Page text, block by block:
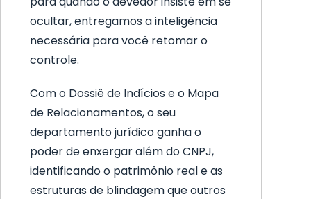
ocultar, entregamos a inteligência
necessária para você retomar o
controle.
Com o Dossiê de Indícios e o Mapa
de Relacionamentos, o seu
departamento jurídico ganha o
poder de enxergar além do CNPJ,
identificando o patrimônio real e as
estruturas de blindagem que outros